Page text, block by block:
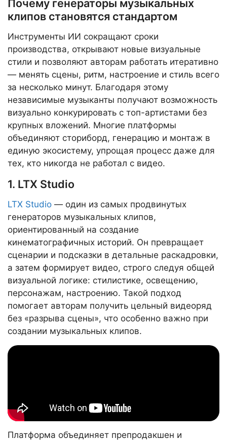
Почему генераторы музыкальных
клипов становятся стандартом
Инструменты ИИ сокращают сроки
производства, открывают новые визуальные
стили и позволяют авторам работать итеративно
— менять сцены, ритм, настроение и стиль всего
за несколько минут. Благодаря этому
независимые музыканты получают возможность
визуально конкурировать с топ-артистами без
крупных вложений. Многие платформы
объединяют сториборд, генерацию и монтаж в
единую экосистему, упрощая процесс даже для
тех, кто никогда не работал с видео.
1. LTX Studio
LTX Studio — один из самых продвинутых
генераторов музыкальных клипов,
ориентированный на создание
кинематографичных историй. Он превращает
сценарии и подсказки в детальные раскадровки,
а затем формирует видео, строго следуя общей
визуальной логике: стилистике, освещению,
персонажам, настроению. Такой подход
помогает авторам получить цельный видеоряд
без «разрыва сцены», что особенно важно при
создании музыкальных клипов.
Платформа объединяет препродакшен и